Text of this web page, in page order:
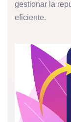
gestionar la
eficiente.